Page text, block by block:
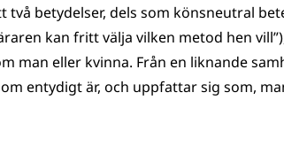
två betydelser, dels som könsneutral
kan fritt välja vilken metod hen
man eller kvinna. Från en liknande
entydigt är, och uppfattar sig som,